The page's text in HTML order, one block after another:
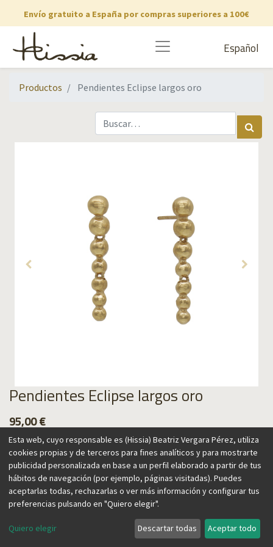
Envío gratuito a España por compras superiores a 100€
Español
Productos Pendientes Eclipse largos oro
Pendientes Eclipse largos oro
95,00€
Agregar al carrito
Estos pendientes están inspirados en la obra del escultor
Esta web, cuyo responsable es (Hissia) Beatriz Vergara Pérez, utiliza
cookies propias y de terceros para fines analíticos y para mostrarte
publicidad personalizada en base a un perfil elaborado a partir de tus
hábitos de navegación (por ejemplo, páginas visitadas). Puedes
aceptarlas todas, rechazarlas o ver más información y configurar tus
preferencias pulsando en "Quiero elegir".
Quiero elegir Descartar todas Aceptar todo